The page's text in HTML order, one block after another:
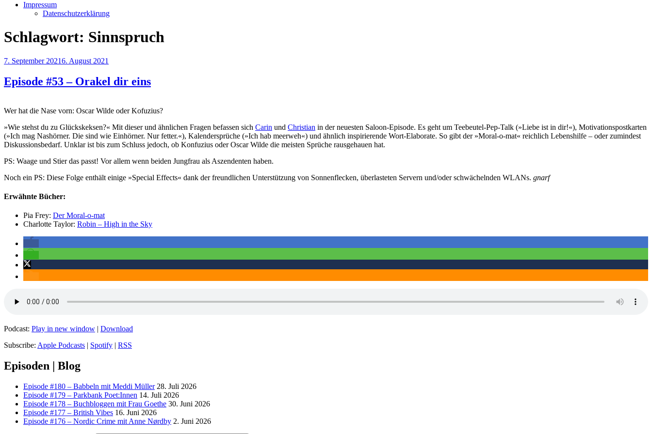
Impressum
Datenschutzerklärung
Schlagwort: Sinnspruch
Veröffentlicht
7. September 20216. August 2021
Episode #53 – Orakel dir eins
Wer hat die Nase vorn: Oscar Wilde oder Kofuzius?
»Wie stehst du zu Glückskeksen?« Mit dieser und ähnlichen Fragen befassen sich Carin und Christian in der neuesten Saloon-Episode. Es geht um Teebeutel-Pep-Talk (»Liebe ist in dir!«), Motivationspostkarten
(»Ich mag Nashörner. Die sind wie Einhörner. Nur fetter.«), Kalendersprüche (»Ich hab meerweh«) und ähnlich inspirierende Wort-Elaborate. So gibt der »Moral-o-mat« reichlich Lebenshilfe – oder zumindest
Diskussionsbedarf. Unklar ist bis zum Schluss jedoch, ob Konfuzius oder Oscar Wilde die meisten Sprüche rausgehauen hat.
PS: Waage und Stier das passt! Vor allem wenn beiden Jungfrau als Aszendenten haben.
Noch ein PS: Diese Folge enthält einige »Special Effects« dank der freundlichen Unterstützung von Sonnenflecken, überlasteten Servern und/oder schwächelnden WLANs. gnarf
Erwähnte Bücher:
Pia Frey: Der Moral-o-mat
Charlotte Taylor: Robin – High in the Sky
Podcast: Play in new window | Download
Subscribe: Apple Podcasts | Spotify | RSS
Episoden | Blog
Episode #180 – Babbeln mit Meddi Müller 28. Juli 2026
Episode #179 – Parkbank Poet:Innen 14. Juli 2026
Episode #178 – Buchbloggen mit Frau Goethe 30. Juni 2026
Episode #177 – British Vibes 16. Juni 2026
Episode #176 – Nordic Crime mit Anne Nørdby 2. Juni 2026